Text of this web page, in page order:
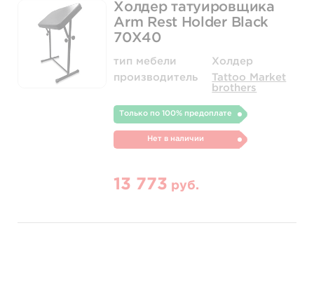
Холдер татуировщика
Arm Rest Holder Black
70X40
тип мебели
Холдер
производитель
Tattoo Market
brothers
Только по 100% предоплате
Нет в наличии
13 773 руб.